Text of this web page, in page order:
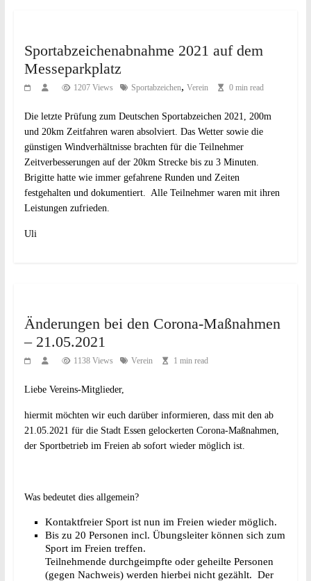
Sportabzeichenabnahme 2021 auf dem
Messeparkplatz
1207 Views Sportabzeichen, Verein 0 min read
Die letzte Prüfung zum Deutschen Sportabzeichen 2021, 200m
und 20km Zeitfahren waren absolviert. Das Wetter sowie die
günstigen Windverhältnisse brachten für die Teilnehmer
Zeitverbesserungen auf der 20km Strecke bis zu 3 Minuten.
Brigitte hatte wie immer gefahrene Runden und Zeiten
festgehalten und dokumentiert. Alle Teilnehmer waren mit ihren
Leistungen zufrieden.
Uli
Änderungen bei den Corona-Maßnahmen
– 21.05.2021
1138 Views Verein 1 min read
Liebe Vereins-Mitglieder,
hiermit möchten wir euch darüber informieren, dass mit den ab
21.05.2021 für die Stadt Essen gelockerten Corona-Maßnahmen,
der Sportbetrieb im Freien ab sofort wieder möglich ist.
Was bedeutet dies allgemein?
Kontaktfreier Sport ist nun im Freien wieder möglich.
Bis zu 20 Personen incl. Übungsleiter können sich zum
Sport im Freien treffen.
Teilnehmende durchgeimpfte oder geheilte Personen
(gegen Nachweis) werden hierbei nicht gezählt. Der